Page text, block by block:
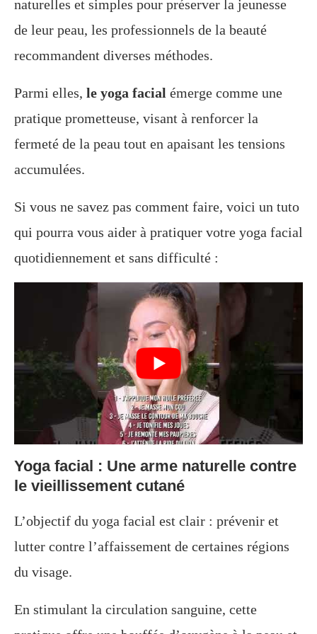
naturelles et simples pour préserver la jeunesse
de leur peau, les professionnels de la beauté
recommandent diverses méthodes.
Parmi elles, le yoga facial émerge comme une
pratique prometteuse, visant à renforcer la
fermeté de la peau tout en apaisant les tensions
accumulées.
Si vous ne savez pas comment faire, voici un tuto
qui pourra vous aider à pratiquer votre yoga facial
quotidiennement et sans difficulté :
Yoga facial : Une arme naturelle contre
le vieillissement cutané
L’objectif du yoga facial est clair : prévenir et
lutter contre l’affaissement de certaines régions
du visage.
En stimulant la circulation sanguine, cette